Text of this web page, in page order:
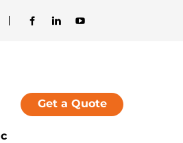
Get a Quote